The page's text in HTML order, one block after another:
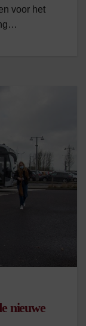
voor het
nieuwe